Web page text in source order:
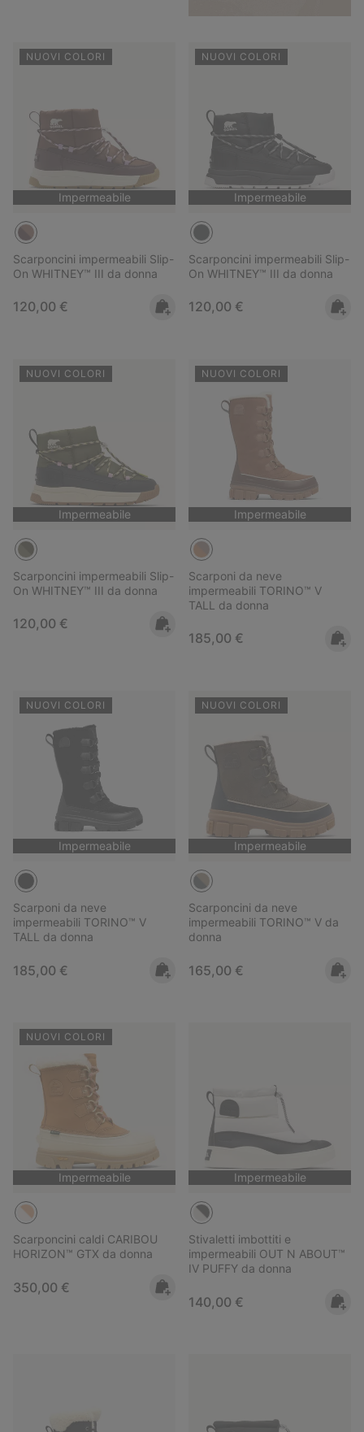
NUOVI COLORI
Impermeabile
Scarponcini impermeabili Slip-
On WHITNEY™ III da donna
Regular price:
120,00 €
NUOVI COLORI
Impermeabile
Scarponcini impermeabili Slip-
On WHITNEY™ III da donna
Regular price:
120,00 €
NUOVI COLORI
Impermeabile
Scarponcini impermeabili Slip-
On WHITNEY™ III da donna
Regular price:
120,00 €
NUOVI COLORI
Impermeabile
Scarponi da neve
impermeabili TORINO™ V
TALL da donna
Regular price:
185,00 €
NUOVI COLORI
Impermeabile
Scarponi da neve
impermeabili TORINO™ V
TALL da donna
Regular price:
185,00 €
NUOVI COLORI
Impermeabile
Scarponcini da neve
impermeabili TORINO™ V da
donna
Regular price:
165,00 €
NUOVI COLORI
Impermeabile
Scarponcini caldi CARIBOU
HORIZON™ GTX da donna
Regular price:
350,00 €
Impermeabile
Stivaletti imbottiti e
impermeabili OUT N ABOUT™
IV PUFFY da donna
Regular price:
140,00 €